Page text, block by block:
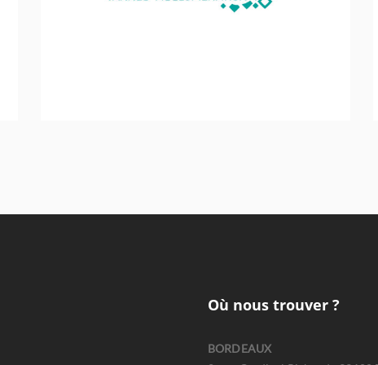
Sport - Loisirs - Jeunesse
Où nous trouver ?
BORDEAUX